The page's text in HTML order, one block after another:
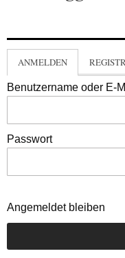
ANMELDEN
Benutzername oder E-
Passwort
Angemeldet bleiben